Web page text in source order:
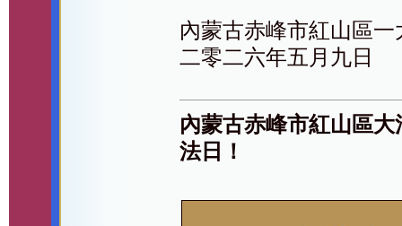
內蒙古赤峰市紅山區
二零二六年五月九日
內蒙古赤峰市紅山區
法日！